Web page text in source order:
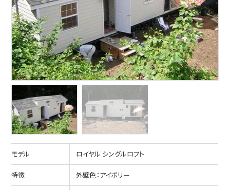
モデル ロイヤル シングルロフト
特徴 外壁色：アイボリー